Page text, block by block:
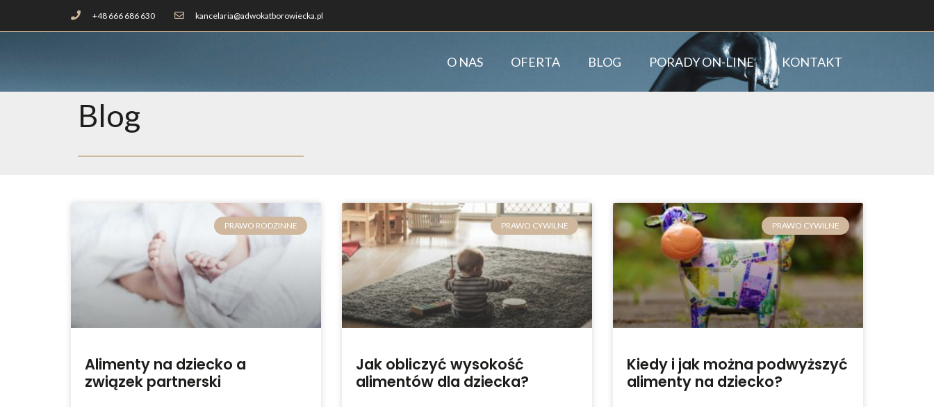
+48 666 686 630 kancelaria@adwokatborowiecka.pl
O NAS OFERTA BLOG PORADY ON-LINE KONTAKT
Blog
PRAWO RODZINNE
Alimenty na dziecko a
związek partnerski
PRAWO CYWILNE
Jak obliczyć wysokość
alimentów dla dziecka?
PRAWO CYWILNE
Kiedy i jak można podwyższyć
alimenty na dziecko?